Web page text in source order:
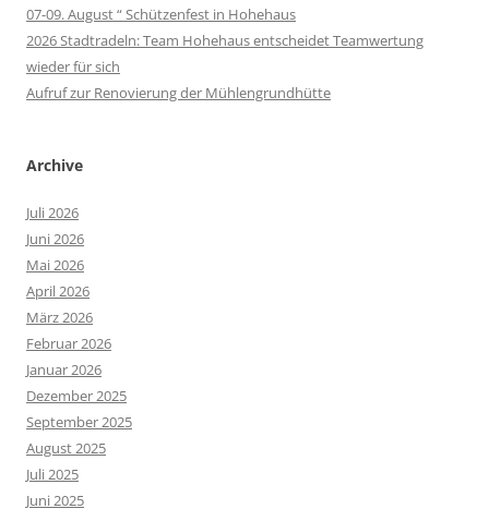
07-09. August “ Schützenfest in Hohehaus
2026 Stadtradeln: Team Hohehaus entscheidet Teamwertung
wieder für sich
Aufruf zur Renovierung der Mühlengrundhütte
Archive
Juli 2026
Juni 2026
Mai 2026
April 2026
März 2026
Februar 2026
Januar 2026
Dezember 2025
September 2025
August 2025
Juli 2025
Juni 2025